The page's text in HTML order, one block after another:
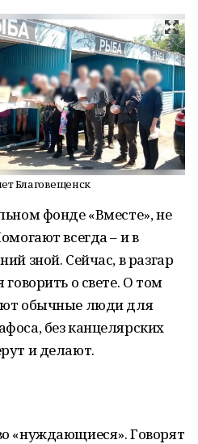
Благовещенск
фонде «Вместе», не
всегда – и в
зной. Сейчас, в разгар
говорить о свете. О том
обычные люди для
без канцелярских
и делают.
«нуждающиеся». Говорят